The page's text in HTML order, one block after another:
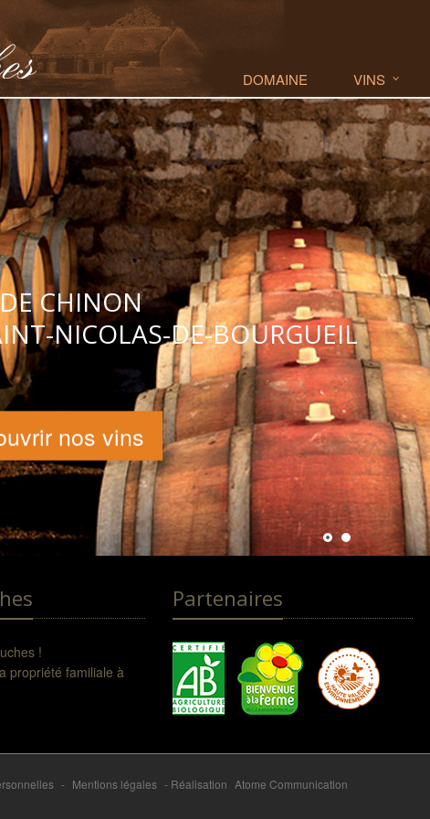
DOMAINE VINS
CHINON
NICOLAS-DE-BOURGUEIL
nos vins
!
propriété familiale à
Partenaires
- Mentions légales - Réalisation Atome Communication